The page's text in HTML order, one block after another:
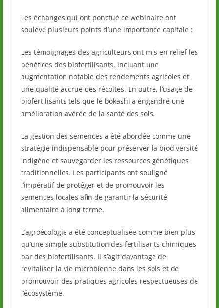
Les échanges qui ont ponctué ce webinaire ont
soulevé plusieurs points d’une importance capitale :
Les témoignages des agriculteurs ont mis en relief les
bénéfices des biofertilisants, incluant une
augmentation notable des rendements agricoles et
une qualité accrue des récoltes. En outre, l’usage de
biofertilisants tels que le bokashi a engendré une
amélioration avérée de la santé des sols.
La gestion des semences a été abordée comme une
stratégie indispensable pour préserver la biodiversité
indigène et sauvegarder les ressources génétiques
traditionnelles. Les participants ont souligné
l’impératif de protéger et de promouvoir les
semences locales afin de garantir la sécurité
alimentaire à long terme.
L’agroécologie a été conceptualisée comme bien plus
qu’une simple substitution des fertilisants chimiques
par des biofertilisants. Il s’agit davantage de
revitaliser la vie microbienne dans les sols et de
promouvoir des pratiques agricoles respectueuses de
l’écosystème.